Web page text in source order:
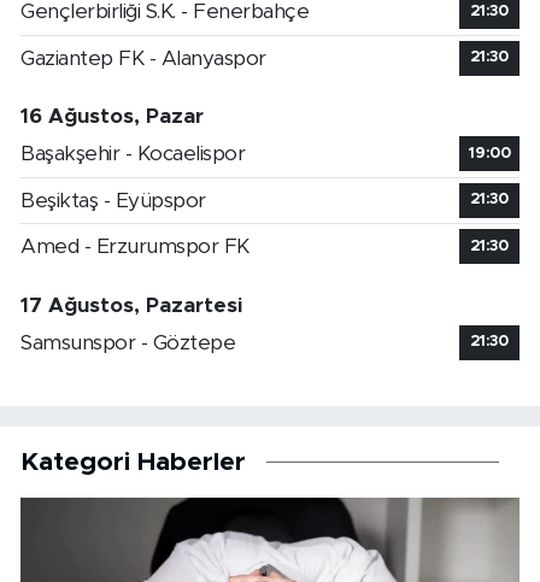
Gençlerbirliği S.K. - Fenerbahçe 21:30
Gaziantep FK - Alanyaspor 21:30
16 Ağustos, Pazar
Başakşehir - Kocaelispor
19:00
Beşiktaş - Eyüpspor 21:30
Amed - Erzurumspor FK 21:30
17 Ağustos, Pazartesi
Samsunspor - Göztepe
21:30
Kategori Haberler